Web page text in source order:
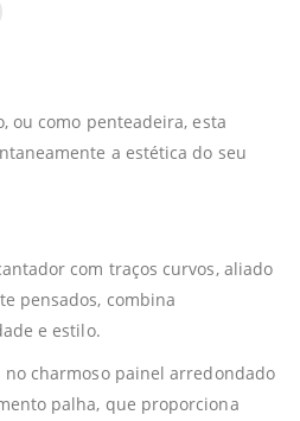
ou como penteadeira, esta
a estética do seu
com traços curvos, aliado
pensados, combina
e estilo.
charmoso painel arredondado
palha, que proporciona